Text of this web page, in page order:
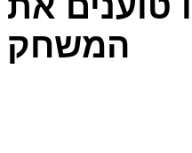
המשחק